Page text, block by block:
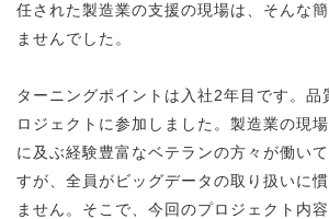
任された製造業の支援の現場は、そんな
ませんでした。
ターニングポイントは入社2年目です。
ロジェクトに参加しました。製造業の現
に及ぶ経験豊富なベテランの方々が働い
すが、全員がビッグデータの取り扱いに
ません。そこで、今回のプロジェクト内